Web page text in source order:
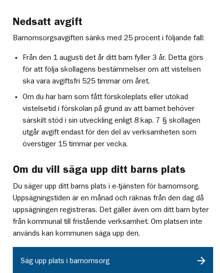
Nedsatt avgift
Barnomsorgsavgiften sänks med 25 procent i följande fall:
Från den 1 augusti det år ditt barn fyller 3 år. Detta görs
för att följa skollagens bestämmelser om att vistelsen
ska vara avgiftsfri 525 timmar om året.
Om du har barn som fått förskoleplats eller utökad
vistelsetid i förskolan på grund av att barnet behöver
särskilt stöd i sin utveckling enligt 8 kap. 7 § skollagen
utgår avgift endast för den del av verksamheten som
överstiger 15 timmar per vecka.
Om du vill säga upp ditt barns plats
Du säger upp ditt barns plats i e-tjänsten för barnomsorg.
Uppsägningstiden är en månad och räknas från den dag då
uppsägningen registreras. Det gäller även om ditt barn byter
från kommunal till fristående verksamhet. Om platsen inte
används kan kommunen säga upp den.
Säg upp plats i barnomsorg